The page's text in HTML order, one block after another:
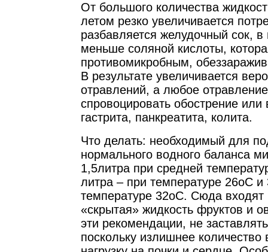
От большого количества
летом резко увеличивается
разбавляется желудочный сок, в
меньше соляной кислоты,
противомикробным,
В результате увеличивается
отравлений, а любое
спровоцировать обострение или
гастрита, панкреатита, колита.
Что делать: необходимый для
нормального водного баланса
1,5литра при средней
литра – при температуре 26оС и
температуре 32оС. Сюда входят
«скрытая» жидкость фруктов и
эти рекомендации, не
поскольку излишнее